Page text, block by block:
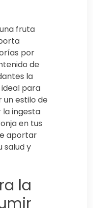
fruta
por
de
la
para
estilo de
la ingesta
en tus
aportar
salud y
la